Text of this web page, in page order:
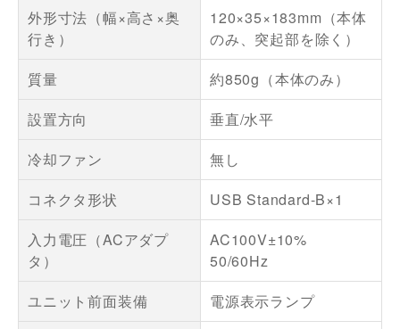
外形寸法（幅×高さ×奥
行き）
120×35×183mm（本体
のみ、突起部を除く）
質量
約850g（本体のみ）
設置方向
垂直/水平
冷却ファン
無し
コネクタ形状
USB Standard-B×1
入力電圧（ACアダプ
タ）
AC100V±10%
50/60Hz
ユニット前面装備
電源表示ランプ